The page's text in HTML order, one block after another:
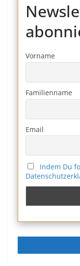
Vorname
Familienname
Email
Indem Du
.